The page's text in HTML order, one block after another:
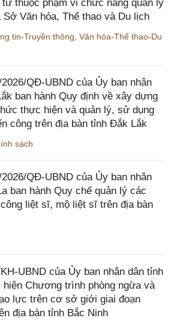
tử thuộc phạm vi chức năng quản lý
Văn hóa, Thể thao và Du lịch
tin-Truyền thông Văn hóa-Thể thao-Du
QĐ-UBND của Ủy ban nhân
ban hành Quy định về xây dựng
thực hiện và quản lý, sử dụng
công trên địa bàn tỉnh Đắk Lắk
sách
QĐ-UBND của Ủy ban nhân
ban hành Quy chế quản lý các
liệt sĩ, mộ liệt sĩ trên địa bàn
UBND của Ủy ban nhân dân tỉnh
hiện Chương trình phòng ngừa và
lực trên cơ sở giới giai đoạn
địa bàn tỉnh Bắc Ninh